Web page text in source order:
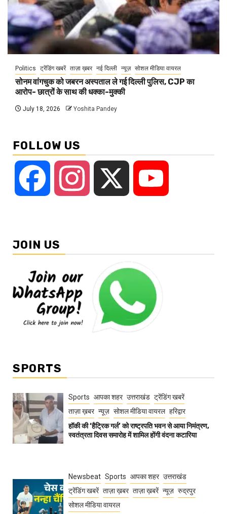
Politics ट्रेंडिंग खबरें ताज़ा ख़बर नई दिल्ली न्यूज़ सोशल मीडिया वायरल
सोनम वांगचुक को जबरन अस्पताल ले गई दिल्ली पुलिस, CJP का
आरोप- छात्रों के साथ की धक्का-मुक्की
July 18, 2026 Yoshita Pandey
FOLLOW US
Facebook Instagram
JOIN US
SPORTS
Sports आपका शहर उत्तराखंड ट्रेंडिंग खबरें
ताज़ा ख़बर न्यूज़ सोशल मीडिया वायरल हरिद्वार
हॉकी की ‘हैट्रिक गर्ल’ को राष्ट्रपति भवन से आया निमंत्रण,
स्वतंत्रता दिवस समारोह में शामिल होंगी वंदना कटारिया
Newsbeat Sports आपका शहर उत्तराखंड
ट्रेंडिंग खबरें ताज़ा ख़बर ताज़ा ख़बरें न्यूज़ रुद्रपुर
सोशल मीडिया वायरल